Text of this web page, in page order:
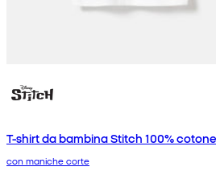
T-shirt da bambina Stitch 100% cotone
con maniche corte